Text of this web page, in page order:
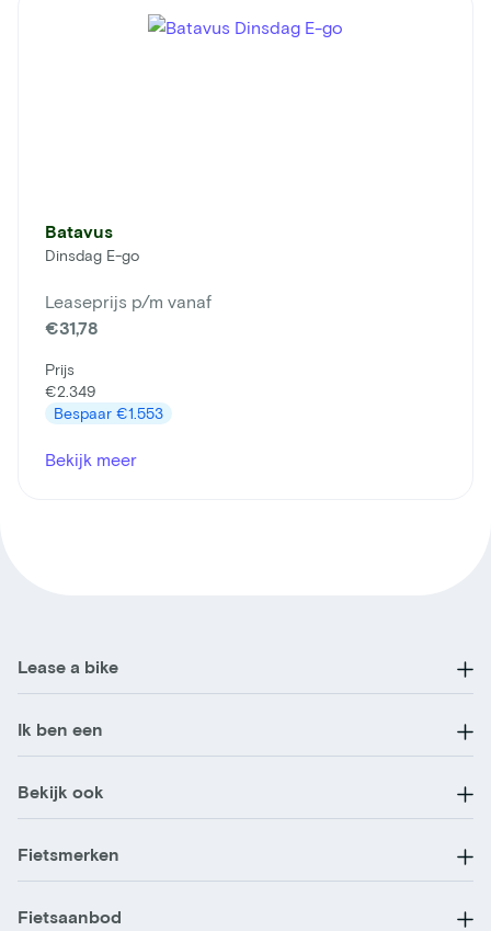
Batavus
Dinsdag E-go
Leaseprijs p/m vanaf
€31,78
Prijs
€2.349
Bespaar €1.553
Bekijk meer
Lease a bike
Ik ben een
Bekijk ook
Fietsmerken
Fietsaanbod